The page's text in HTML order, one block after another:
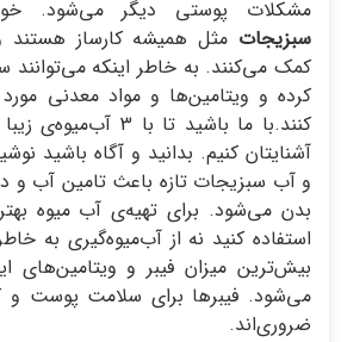
مشکلات پوستی دیگر می‌شود.
سبزیجات مثل همیشه کارساز
کمک می‌کنند. به خاطر اینکه می‌توانند
کرده و ویتامین‌ها و مواد معدنی
کنند.با ما باشید تا
آشنایتان کنیم. بدانید و آگاه باشید
و آب سبزیجات تازه باعث تامین آب و
بدن می‌شود. برای تهیه‌ی آب میوه
استفاده کنید نه از آب‌میوه‌گیری به
بیش‌ترین میزان فیبر و ویتامین‌های
می‌شود. فیبرها برای سلامت پوست و
ضروری‌اند.